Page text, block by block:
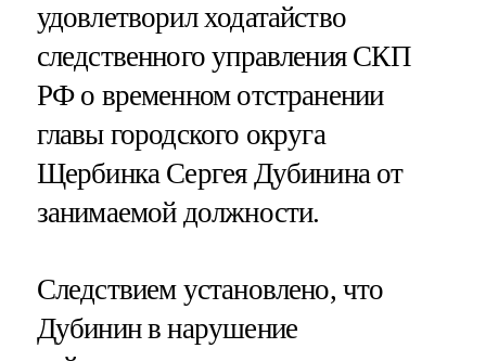
удовлетворил ходатайство
следственного управления СКП
РФ о временном отстранении
главы городского округа
Щербинка Сергея Дубинина от
занимаемой должности.
Следствием установлено, что
Дубинин в нарушение